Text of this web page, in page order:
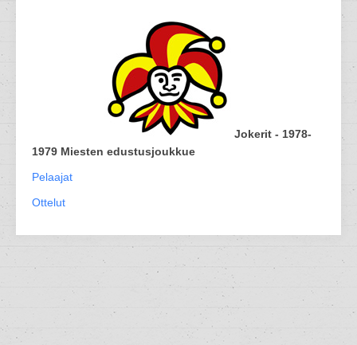
Jokerit - 1978-
1979 Miesten edustusjoukkue
Pelaajat
Ottelut